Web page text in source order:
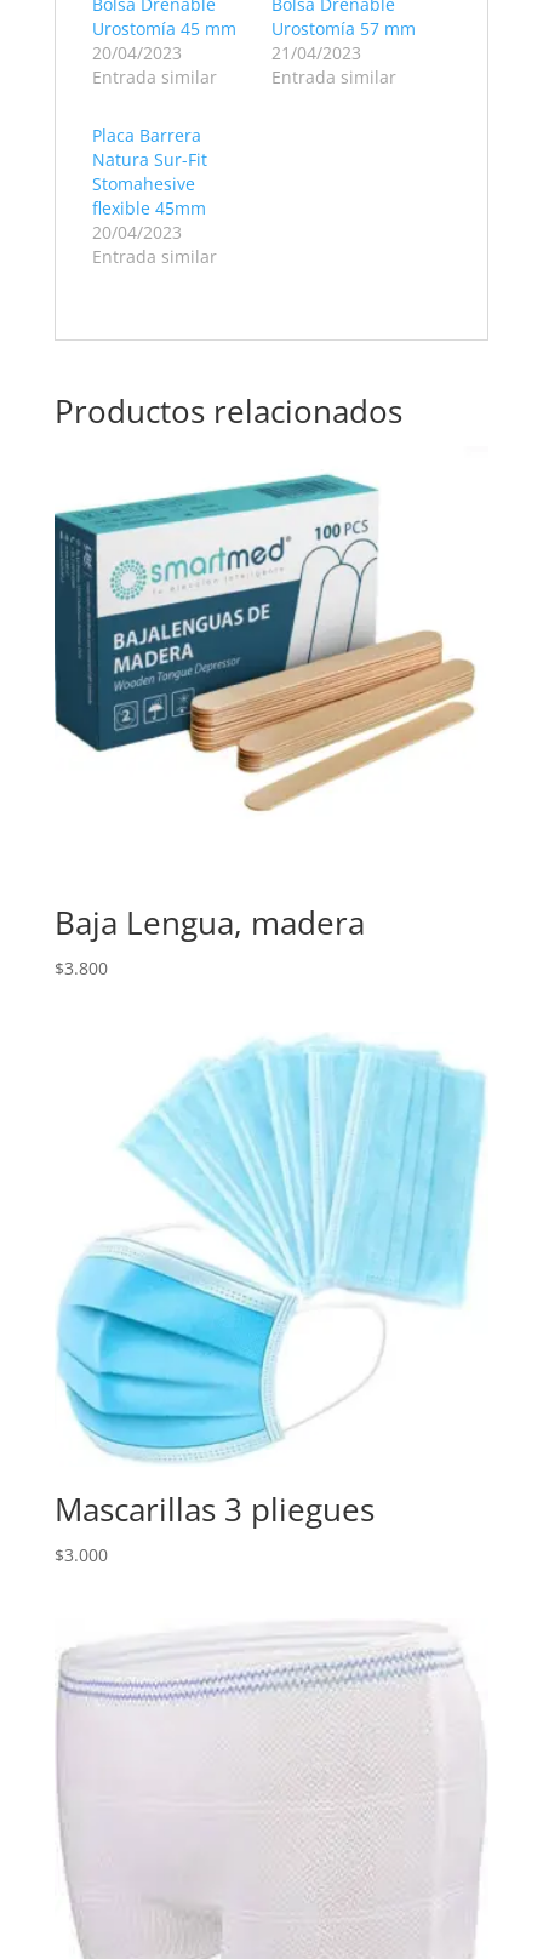
Urostomía 45 mm
20/04/2023
Entrada similar
Urostomía 57 mm
21/04/2023
Entrada similar
Placa Barrera
Natura Sur-Fit
Stomahesive
flexible 45mm
20/04/2023
Entrada similar
Productos relacionados
Baja Lengua, madera
$3.800
Mascarillas 3 pliegues
$3.000